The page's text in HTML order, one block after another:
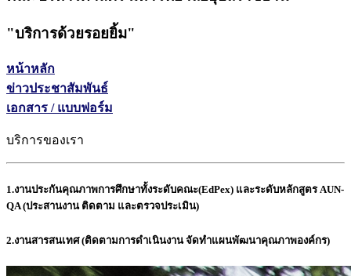
"บริการด้วยรอยยิ้ม"
หน้าหลัก
ข่าวประชาสัมพันธ์
เอกสาร / แบบฟอร์ม
บริการของเรา
1.งานประกันคุณภาพการศึกษาทั้งระดับคณะ(EdPex) และระดับหลักสูตร AUN-
QA (ประสานงาน ติดตาม และตรวจประเมิน)
2.งานสารสนเทศ (ติดตามการดำเนินงาน จัดทำแผนพัฒนาคุณภาพองค์กร)